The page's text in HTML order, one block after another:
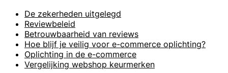
De zekerheden uitgelegd
Reviewbeleid
Betrouwbaarheid van reviews
Hoe blijf je veilig voor e-commerce oplichting?
Oplichting in de e-commerce
Vergelijking webshop keurmerken